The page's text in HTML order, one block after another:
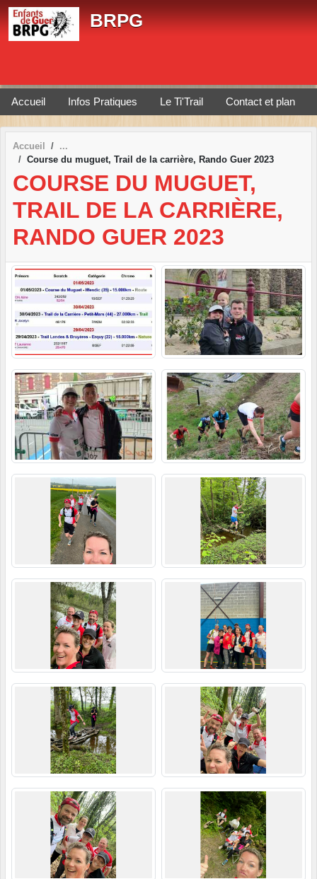
BRPG
Accueil Infos Pratiques Le Ti'Trail Contact et plan
Accueil
Course du muguet, Trail de la carrière, Rando Guer 2023
COURSE DU MUGUET,
TRAIL DE LA CARRIÈRE,
RANDO GUER 2023
Panneau de gestion des cookies